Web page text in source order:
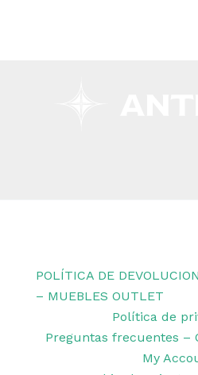
POLÍTICA DE
– MUEBLES OUTLET
Política de
Preguntas frecuentes –
My